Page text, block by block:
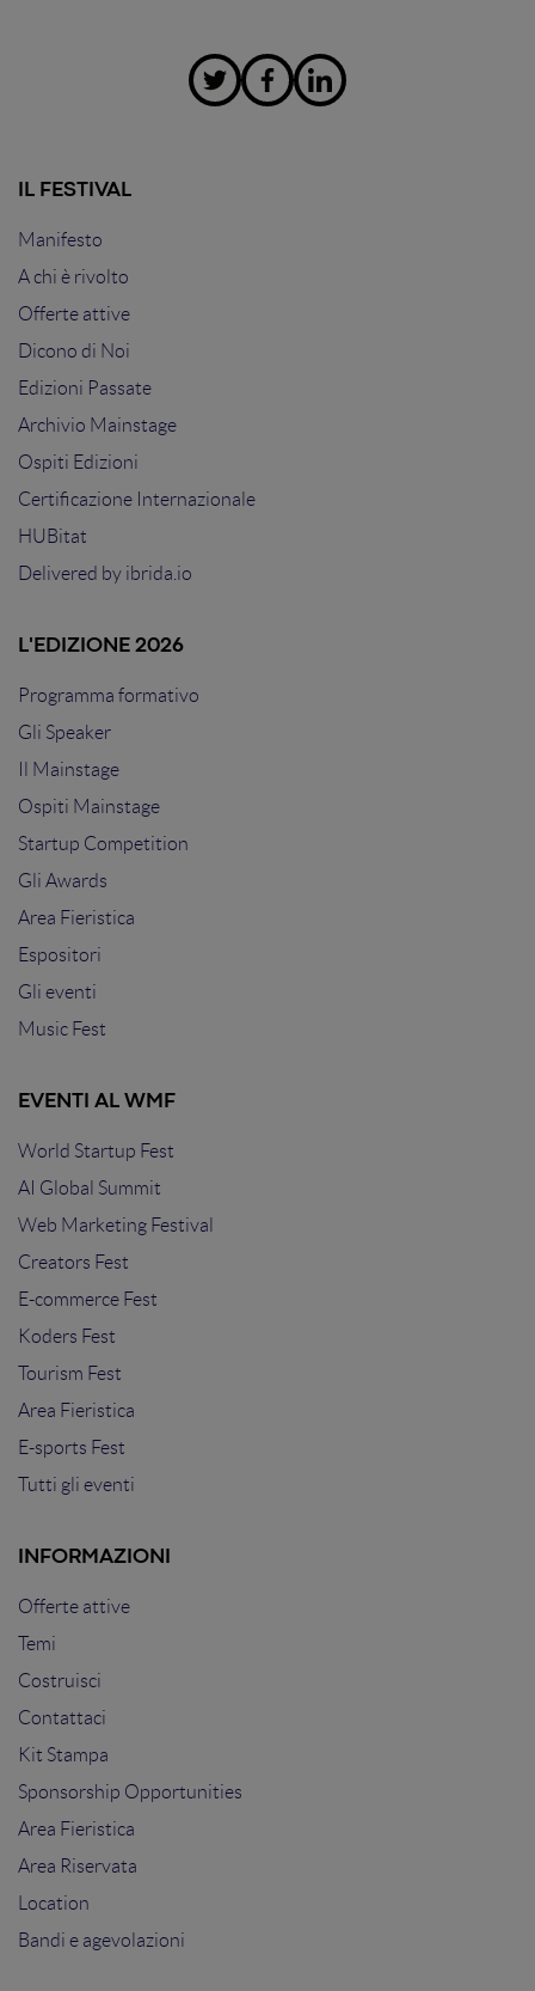
IL FESTIVAL
Manifesto
A chi è rivolto
Offerte attive
Dicono di Noi
Edizioni Passate
Archivio Mainstage
Ospiti Edizioni
Certificazione Internazionale
HUBitat
Delivered by ibrida.io
L'EDIZIONE 2026
Programma formativo
Gli Speaker
Il Mainstage
Ospiti Mainstage
Startup Competition
Gli Awards
Area Fieristica
Espositori
Gli eventi
Music Fest
EVENTI AL WMF
World Startup Fest
AI Global Summit
Web Marketing Festival
Creators Fest
E-commerce Fest
Koders Fest
Tourism Fest
Area Fieristica
E-sports Fest
Tutti gli eventi
INFORMAZIONI
Offerte attive
Temi
Costruisci
Contattaci
Kit Stampa
Sponsorship Opportunities
Area Fieristica
Area Riservata
Location
Bandi e agevolazioni